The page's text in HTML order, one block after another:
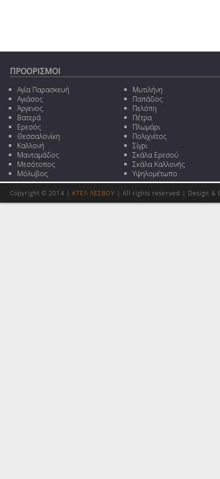
ΠΡΟΟΡΙΣΜΟΙ
Αγία Παρασκευή
Αγιάσος
Άργενος
Βατερά
Ερεσός
Θεσσαλονίκη
Καλλονή
Μανταμάδος
Μεσότοπος
Μόλυβος
Μυτιλήνη
Παπάδος
Πελόπη
Πέτρα
Πλωμάρι
Πολιχνίτος
Σίγρι
Σκάλα Ερεσού
Σκάλα Καλλονής
Υψηλομέτωπο
Copyright © 2014 | ΚΤΕΛ ΛΕΣΒΟΥ | All rights reserved | Design &